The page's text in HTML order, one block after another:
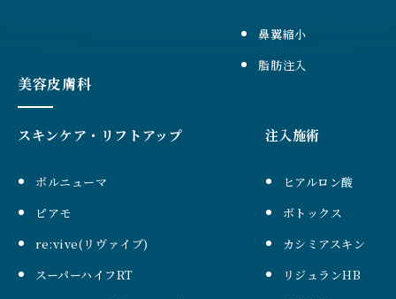
鼻翼縮小
脂肪注入
美容皮膚科
スキンケア・リフトアップ
ボルニューマ
ピアモ
re:vive(リヴァイブ)
スーパーハイフRT
注入施術
ヒアルロン酸
ボトックス
カシミアスキン
リジュランHB